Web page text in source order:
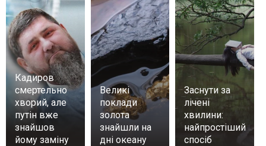
Кадиров
смертельно
хворий, але
путін вже
знайшов
йому заміну
Великі
поклади
золота
знайшли на
дні океану
Заснути за
лічені
хвилини:
найпростіший
спосіб